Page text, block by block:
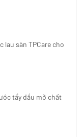
lau sàn TPCare cho
tẩy dầu mỡ chất